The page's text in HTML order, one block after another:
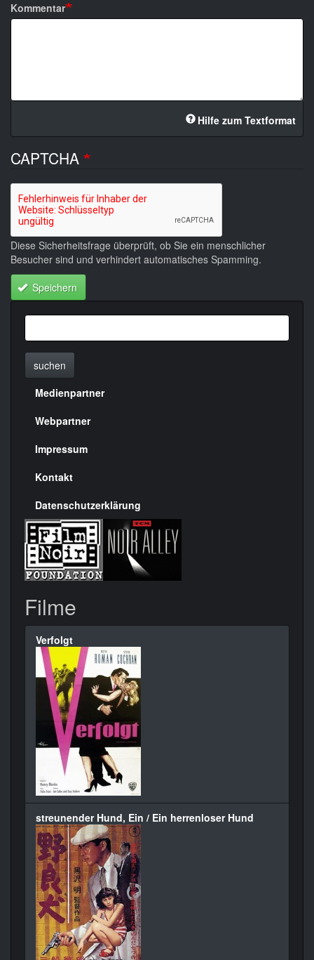
Kommentar
Hilfe zum Textformat
CAPTCHA
Diese Sicherheitsfrage überprüft, ob Sie ein menschlicher
Besucher sind und verhindert automatisches Spamming.
Speichern
suchen
Menülinks
rechte
Seite
Medienpartner
Webpartner
Impressum
Kontakt
Datenschutzerklärung
Filme
Verfolgt
streunender Hund, Ein / Ein herrenloser Hund